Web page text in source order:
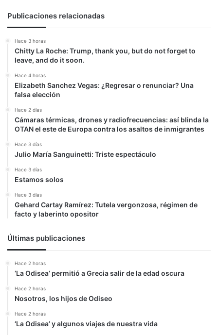
Publicaciones relacionadas
Hace 3 horas
Chitty La Roche: Trump, thank you, but do not forget to
leave, and do it soon.
Hace 4 horas
Elizabeth Sanchez Vegas: ¿Regresar o renunciar? Una
falsa elección
Hace 2 días
Cámaras térmicas, drones y radiofrecuencias: así blinda la
OTAN el este de Europa contra los asaltos de inmigrantes
Hace 3 días
Julio María Sanguinetti: Triste espectáculo
Hace 3 días
Estamos solos
Hace 3 días
Gehard Cartay Ramírez: Tutela vergonzosa, régimen de
facto y laberinto opositor
Últimas publicaciones
Hace 2 horas
‘La Odisea’ permitió a Grecia salir de la edad oscura
Hace 2 horas
Nosotros, los hijos de Odiseo
Hace 2 horas
‘La Odisea’ y algunos viajes de nuestra vida